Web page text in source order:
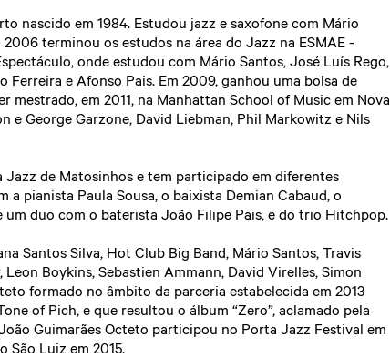
nascido em 1984. Estudou jazz e saxofone com Mário
terminou os estudos na área do Jazz na ESMAE -
onde estudou com Mário Santos, José Luís Rego,
Ferreira e Afonso Pais. Em 2009, ganhou uma bolsa de
mestrado, em 2011, na Manhattan School of Music em Nova
e George Garzone, David Liebman, Phil Markowitz e Nils
de Matosinhos e tem participado em diferentes
pianista Paula Sousa, o baixista Demian Cabaud, o
duo com o baterista João Filipe Pais, e do trio Hitchpop.
Santos Silva, Hot Club Big Band, Mário Santos, Travis
Boykins, Sebastien Ammann, David Virelles, Simon
formado no âmbito da parceria estabelecida em 2013
of Pich, e que resultou o álbum “Zero”, aclamado pela
Guimarães Octeto participou no Porta Jazz Festival em
São Luiz em 2015.